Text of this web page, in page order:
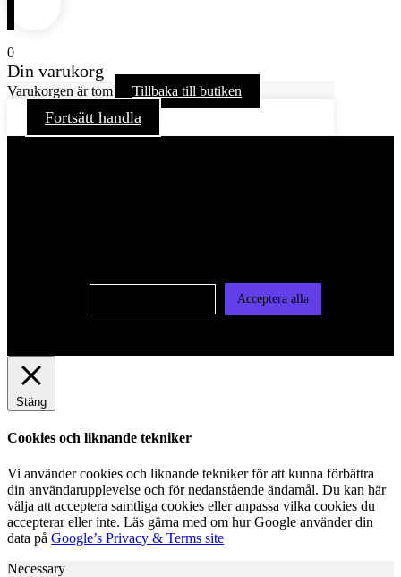
0
Din varukorg
Varukorgen är tom Tillbaka till butiken
Fortsätt handla
Acceptera alla
Stäng
Cookies och liknande tekniker
Vi använder cookies och liknande tekniker för att kunna förbättra
din användarupplevelse och för nedanstående ändamål. Du kan här
välja att acceptera samtliga cookies eller anpassa vilka cookies du
accepterar eller inte. Läs gärna med om hur Google använder din
data på Google’s Privacy & Terms site
Necessary